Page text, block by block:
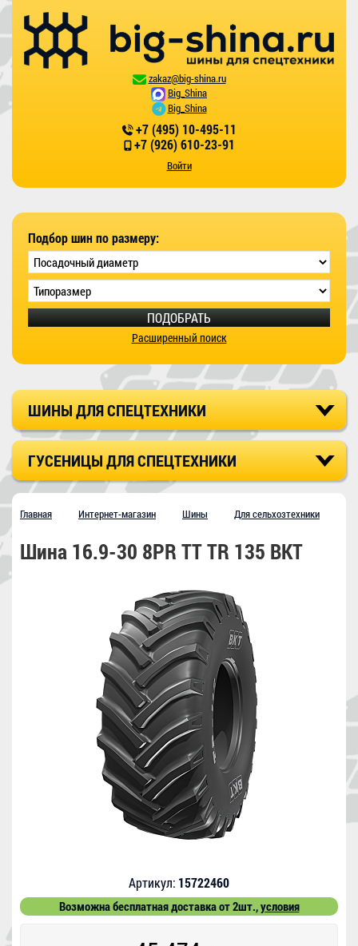
zakaz@big-shina.ru
Big_Shina
Big_Shina
+7 (495) 10-495-11
+7 (926) 610-23-91
Войти
ШИНЫ ДЛЯ СПЕЦТЕХНИКИ
ГУСЕНИЦЫ ДЛЯ СПЕЦТЕХНИКИ
Подбор шин по размеру:
ПОДОБРАТЬ
Расширенный поиск
Главная Интернет-магазин Шины Для сельхозтехники
Шина 16.9-30 8PR TT TR 135 BKT
Артикул: 15722460
Возможна бесплатная доставка от 2шт.,условия